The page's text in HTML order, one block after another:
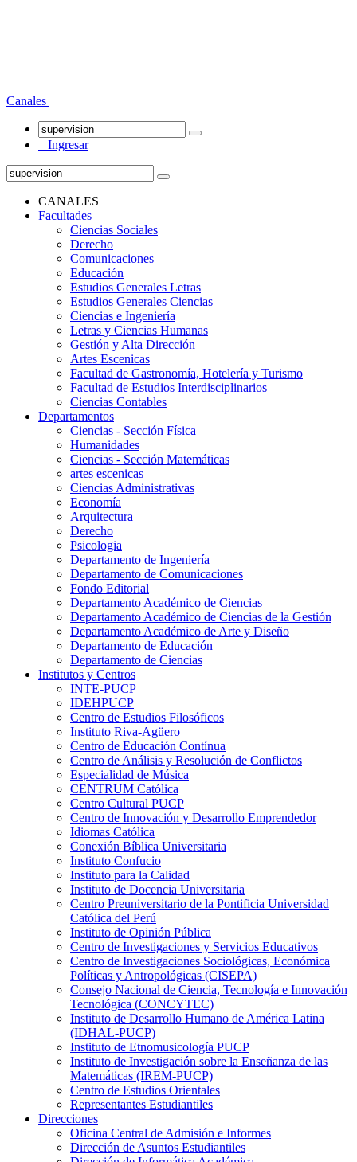
Canales
Ingresar
CANALES
Facultades
Ciencias Sociales
Derecho
Comunicaciones
Educación
Estudios Generales Letras
Estudios Generales Ciencias
Ciencias e Ingeniería
Letras y Ciencias Humanas
Gestión y Alta Dirección
Artes Escenicas
Facultad de Gastronomía, Hotelería y Turismo
Facultad de Estudios Interdisciplinarios
Ciencias Contables
Departamentos
Ciencias - Sección Física
Humanidades
Ciencias - Sección Matemáticas
artes escenicas
Ciencias Administrativas
Economía
Arquitectura
Derecho
Psicologia
Departamento de Ingeniería
Departamento de Comunicaciones
Fondo Editorial
Departamento Académico de Ciencias
Departamento Académico de Ciencias de la Gestión
Departamento Académico de Arte y Diseño
Departamento de Educación
Departamento de Ciencias
Institutos y Centros
INTE-PUCP
IDEHPUCP
Centro de Estudios Filosóficos
Instituto Riva-Agüero
Centro de Educación Contínua
Centro de Análisis y Resolución de Conflictos
Especialidad de Música
CENTRUM Católica
Centro Cultural PUCP
Centro de Innovación y Desarrollo Emprendedor
Idiomas Católica
Conexión Bíblica Universitaria
Instituto Confucio
Instituto para la Calidad
Instituto de Docencia Universitaria
Centro Preuniversitario de la Pontificia Universidad
Católica del Perú
Instituto de Opinión Pública
Centro de Investigaciones y Servicios Educativos
Centro de Investigaciones Sociológicas, Económica
Políticas y Antropológicas (CISEPA)
Consejo Nacional de Ciencia, Tecnología e Innovación
Tecnológica (CONCYTEC)
Instituto de Desarrollo Humano de América Latina
(IDHAL-PUCP)
Instituto de Etnomusicología PUCP
Instituto de Investigación sobre la Enseñanza de las
Matemáticas (IREM-PUCP)
Centro de Estudios Orientales
Representantes Estudiantiles
Direcciones
Oficina Central de Admisión e Informes
Dirección de Asuntos Estudiantiles